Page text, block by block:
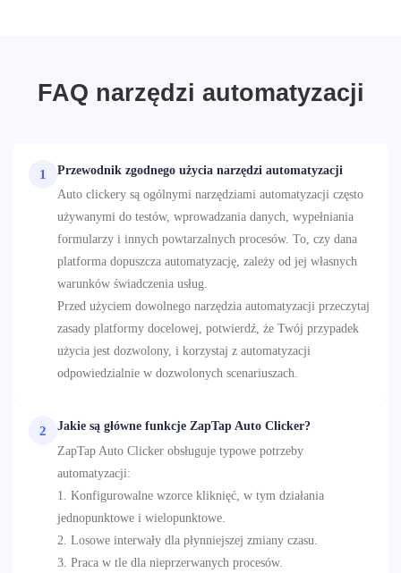
FAQ narzędzi automatyzacji
1
Przewodnik zgodnego użycia narzędzi automatyzacji
Auto clickery są ogólnymi narzędziami automatyzacji często
używanymi do testów, wprowadzania danych, wypełniania
formularzy i innych powtarzalnych procesów. To, czy dana
platforma dopuszcza automatyzację, zależy od jej własnych
warunków świadczenia usług.
Przed użyciem dowolnego narzędzia automatyzacji przeczytaj
zasady platformy docelowej, potwierdź, że Twój przypadek
użycia jest dozwolony, i korzystaj z automatyzacji
odpowiedzialnie w dozwolonych scenariuszach.
2
Jakie są główne funkcje ZapTap Auto Clicker?
ZapTap Auto Clicker obsługuje typowe potrzeby
automatyzacji:
1. Konfigurowalne wzorce kliknięć, w tym działania
jednopunktowe i wielopunktowe.
2. Losowe interwały dla płynniejszej zmiany czasu.
3. Praca w tle dla nieprzerwanych procesów.